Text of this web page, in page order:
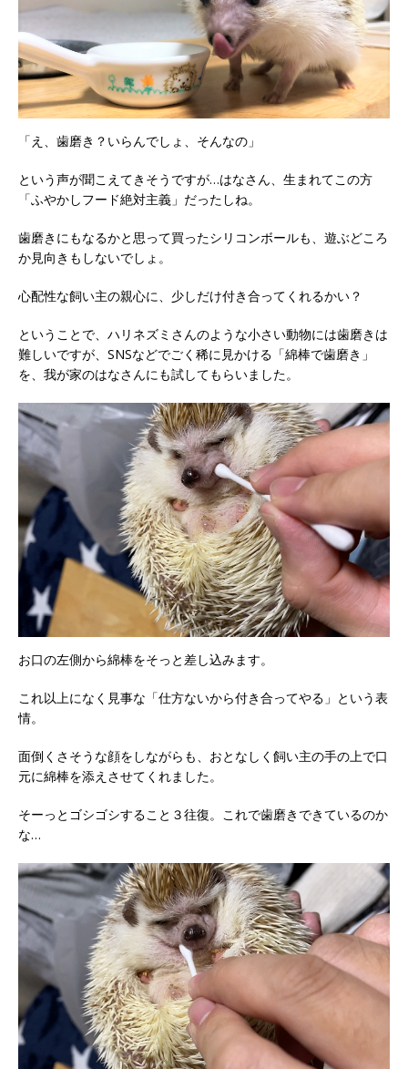
「え、歯磨き？いらんでしょ、そんなの」
という声が聞こえてきそうですが…はなさん、生まれてこの方
「ふやかしフード絶対主義」だったしね。
歯磨きにもなるかと思って買ったシリコンボールも、遊ぶどころ
か見向きもしないでしょ。
心配性な飼い主の親心に、少しだけ付き合ってくれるかい？
ということで、ハリネズミさんのような小さい動物には歯磨きは
難しいですが、SNSなどでごく稀に見かける「綿棒で歯磨き」
を、我が家のはなさんにも試してもらいました。
お口の左側から綿棒をそっと差し込みます。
これ以上になく見事な「仕方ないから付き合ってやる」という表
情。
面倒くさそうな顔をしながらも、おとなしく飼い主の手の上で口
元に綿棒を添えさせてくれました。
そーっとゴシゴシすること３往復。これで歯磨きできているのか
な…